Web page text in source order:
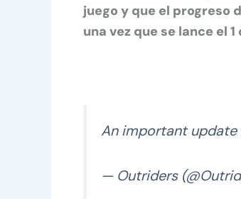
juego y que el progreso
una vez que se lance el
An important update
— Outriders